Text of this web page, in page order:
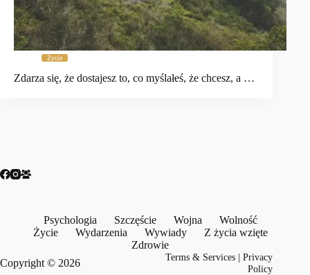
Życie
Zdarza się, że dostajesz to, co myślałeś, że chcesz, a …
Psychologia Szczęście Wojna
Wolność
Życie
Wydarzenia Wywiady
Z życia wzięte
Zdrowie
Copyright © 2026
Terms & Services |Privacy
Policy